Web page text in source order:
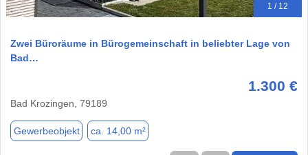
1 / 12
Zwei Büroräume in Bürogemeinschaft in beliebter Lage von
Bad…
1.300 €
Bad Krozingen, 79189
Gewerbeobjekt ca. 14,00 m²